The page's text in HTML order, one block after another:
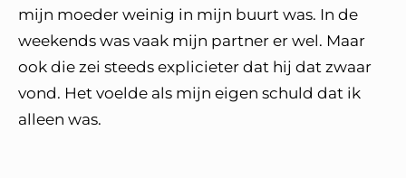
mijn moeder weinig in mijn buurt was. In de
weekends was vaak mijn partner er wel. Maar
ook die zei steeds explicieter dat hij dat zwaar
vond. Het voelde als mijn eigen schuld dat ik
alleen was.